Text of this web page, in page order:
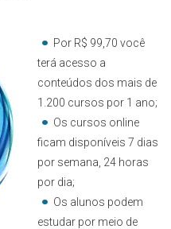
Por R$ 99,70 você
terá acesso a
conteúdos dos mais de
1.200 cursos por 1 ano;
Os cursos online
ficam disponíveis 7 dias
por semana, 24 horas
por dia;
Os alunos podem
estudar por meio de